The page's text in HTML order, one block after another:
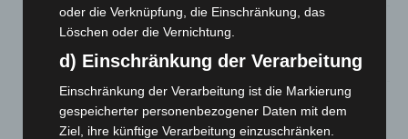
Mann läuft mit Hockeyschläger über A7 – Polizei sucht
5. August 2026
Celle: Mensch stirbt bei Bagger-Unfall auf Baustelle
5. August 2026
oder die Verknüpfung, die Einschränkung, das
Löschen oder die Vernichtung.
d) Einschränkung der Verarbeitung
Einschränkung der Verarbeitung ist die Markierung
gespeicherter personenbezogener Daten mit dem
Ziel, ihre künftige Verarbeitung einzuschränken.